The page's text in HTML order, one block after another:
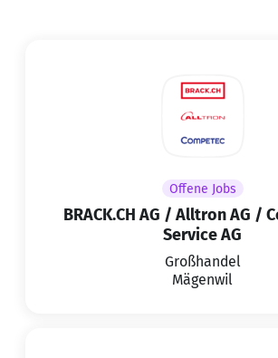
Offene Jobs
BRACK.CH AG / Alltron AG /
Service AG
Großhandel
Mägenwil